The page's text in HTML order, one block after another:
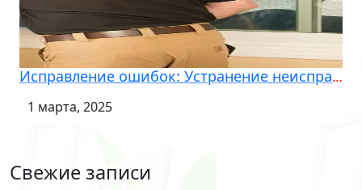
Исправление ошибок: Устранение неисправностей при установке окон
1 марта, 2025
Свежие записи